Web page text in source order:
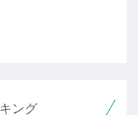
ング